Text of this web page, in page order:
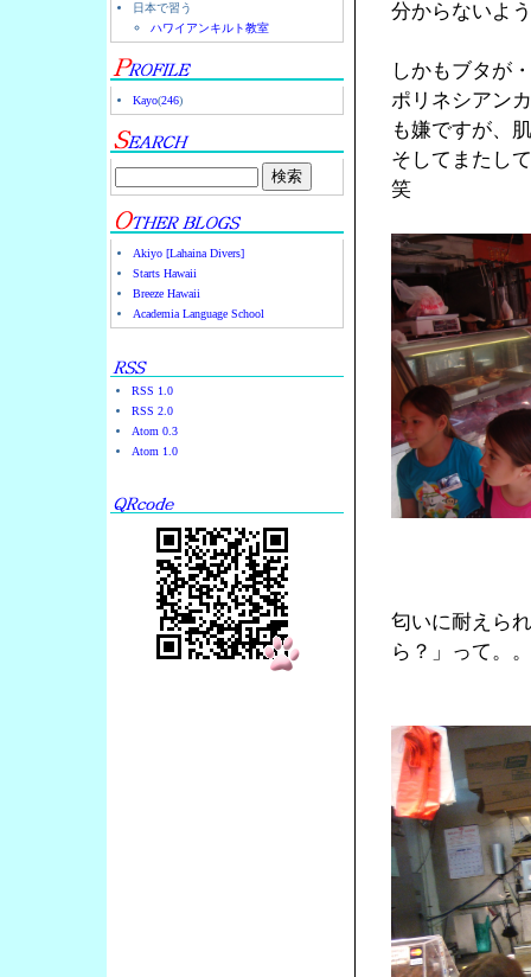
日本で習う
ハワイアンキルト教室
Kayo(246)
Akiyo [Lahaina Divers]
Starts Hawaii
Breeze Hawaii
Academia Language School
RSS 1.0
RSS 2.0
Atom 0.3
Atom 1.0
分からないよ
しかもブタが
ポリネシアン
も嫌ですが、
そしてまたし
笑
匂いに耐えら
ら？」って。